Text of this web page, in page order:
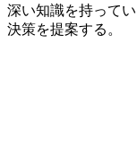
深い知識を持って
決策を提案する。